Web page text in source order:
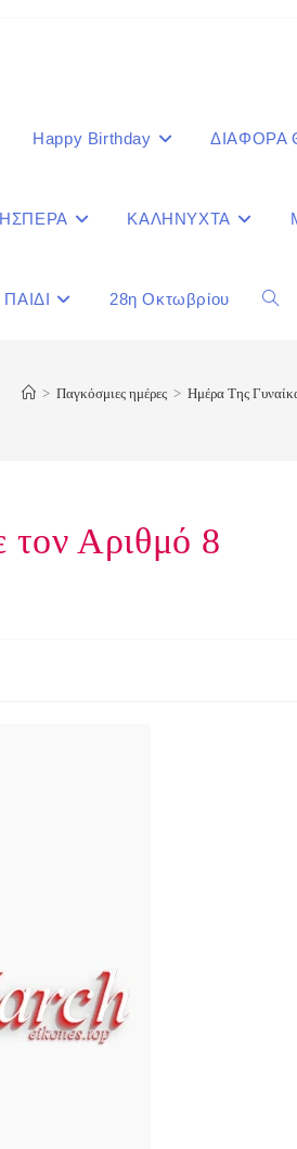
Happy Birthday ΔΙΑΦΟΡΑ
ΚΑΛΗΝΥΧΤΑ
ΠΑΙΔΙ 28η Οκτωβρίου
> Παγκόσμιες ημέρες > Ημέρα Της
τον Αριθμό 8